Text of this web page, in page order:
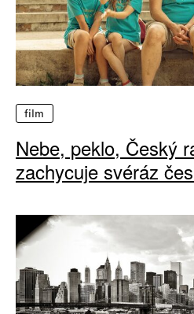
film
Nebe, peklo, Český
zachycuje svéráz